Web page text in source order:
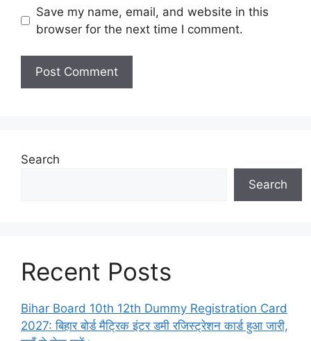
Save my name, email, and website in this
browser for the next time I comment.
Search
Search
Recent Posts
Bihar Board 10th 12th Dummy Registration Card
2027: बिहार बोर्ड मैट्रिक इंटर डमी रजिस्ट्रेशन कार्ड हुआ जारी,